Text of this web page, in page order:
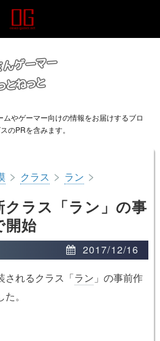
ムやゲーマー向けの情報をお届けするブロ
のPRを含みます。
> クラス > ラン >
クラス「ラン」の事
開始
2017/12/16
されるクラス「ラン 」の事前作
。